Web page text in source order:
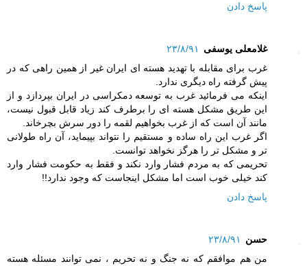
پاسخ دادن
غلامعلی یوسفی
۲۳/۸/۹۱
غرب برای مقابله با تهدید هسته ای ایران غیر از همین راهی که در
پیش گرفته راه دیگری ندارد.
اینکه می فرمائید غرب به توسعه دمکراسی در ایران بپردازد و از
این طریق مشکل هسته ای را برطرف کند زیاد قابل قبول نیست،
مانند آن است که از غرب بخواهیم لقمه را دور سرش بچرخاند.
اگر غرب این راه ساده و مستقیم را نتواند بپیماید، آن راه طولانی
تر و مشکل تر را هرگز نخواهد توانست.
تحریمی که به مردم فشار وارد نکند و فقط به حکومت فشار وارد
کند خیلی خوب است اما مشکل اینجاست که وجود ندارد!!
پاسخ دادن
حسن
۲۳/۸/۹۱
من هم موافقم که نه جنگ و نه تحریم ، نمی توانند مسئله هسته